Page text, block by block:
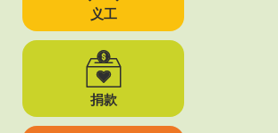
义工
捐款